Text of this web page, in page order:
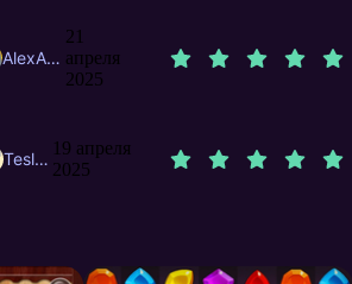
AlexAmoraless
21
апреля
2025
TeslaPwn
19 апреля
2025